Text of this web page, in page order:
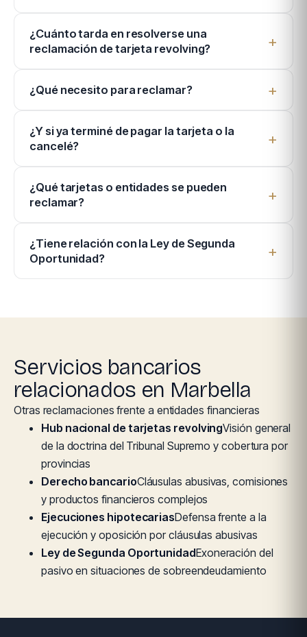
¿Cuánto tarda en resolverse una
reclamación de tarjeta revolving?
¿Qué necesito para reclamar?
¿Y si ya terminé de pagar la tarjeta o la
cancelé?
¿Qué tarjetas o entidades se pueden
reclamar?
¿Tiene relación con la Ley de Segunda
Oportunidad?
Servicios bancarios
relacionados en Marbella
Otras reclamaciones frente a entidades financieras
Hub nacional de tarjetas revolvingVisión general
de la doctrina del Tribunal Supremo y cobertura por
provincias
Derecho bancarioCláusulas abusivas, comisiones
y productos financieros complejos
Ejecuciones hipotecariasDefensa frente a la
ejecución y oposición por cláusulas abusivas
Ley de Segunda OportunidadExoneración del
pasivo en situaciones de sobreendeudamiento